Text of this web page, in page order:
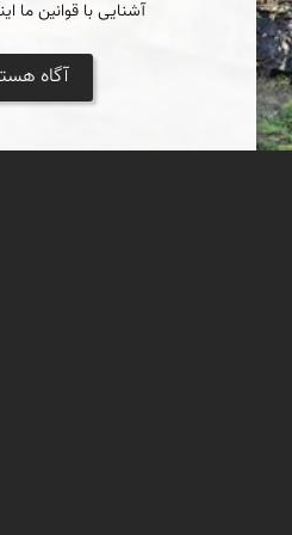
آشنایی با قوانین ما
آگاه